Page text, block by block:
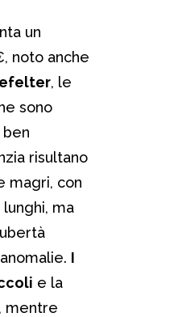
un
noto anche
, le
sono
risultano
magri, con
ma
I
e la
mentre